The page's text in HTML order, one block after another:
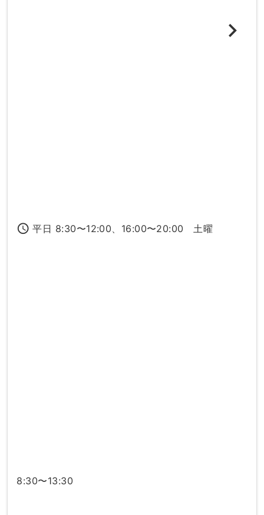
access_time 平日 8:30〜12:00、16:00〜20:00 土曜
8:30〜13:30